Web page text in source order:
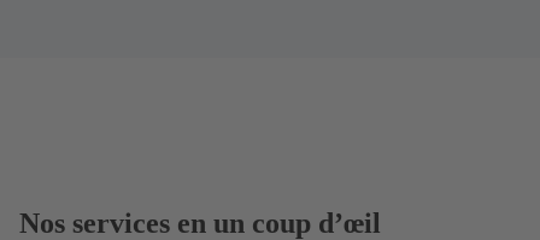
Nos services en un coup d’œil